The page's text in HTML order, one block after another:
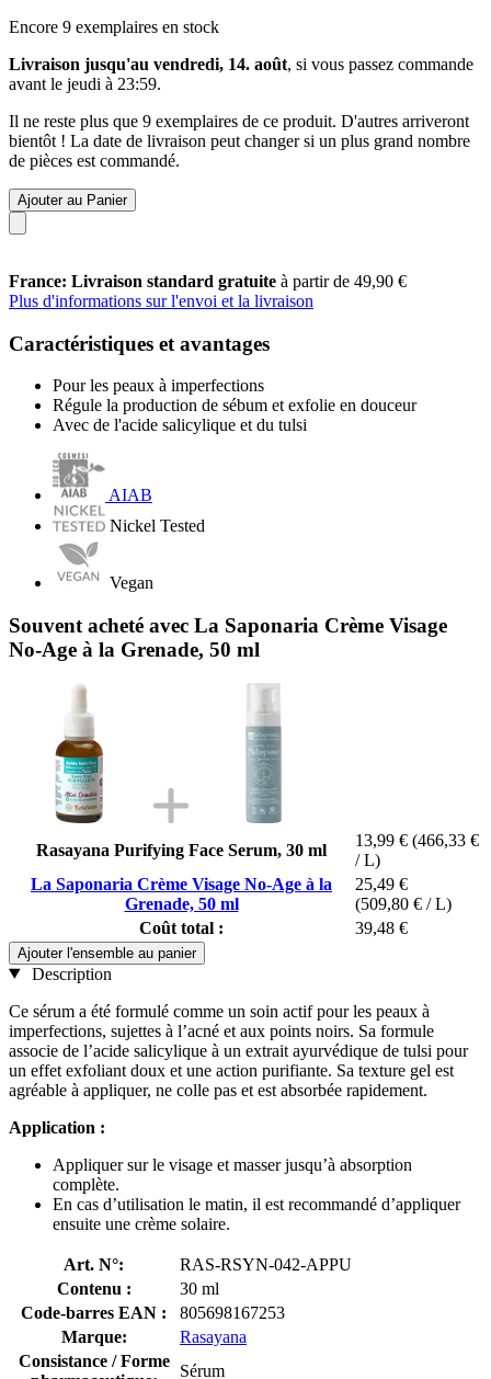
Encore 9 exemplaires en stock
Livraison jusqu'au vendredi, 14. août, si vous passez commande
avant le jeudi à 23:59.
Il ne reste plus que 9 exemplaires de ce produit. D'autres arriveront
bientôt ! La date de livraison peut changer si un plus grand nombre
de pièces est commandé.
Ajouter au Panier
France: Livraison standard gratuite à partir de 49,90 €
Plus d'informations sur l'envoi et la livraison
Caractéristiques et avantages
Pour les peaux à imperfections
Régule la production de sébum et exfolie en douceur
Avec de l'acide salicylique et du tulsi
AIAB
Nickel Tested
Vegan
Souvent acheté avec La Saponaria Crème Visage
No-Age à la Grenade, 50 ml
Rasayana Purifying Face Serum, 30 ml
13,99 € (466,33 €
/ L)
La Saponaria Crème Visage No-Age à la
Grenade, 50 ml
25,49 €
(509,80 € / L)
Coût total :
39,48 €
Ajouter l'ensemble au panier
Description
Ce sérum a été formulé comme un soin actif pour les peaux à
imperfections, sujettes à l’acné et aux points noirs. Sa formule
associe de l’acide salicylique à un extrait ayurvédique de tulsi pour
un effet exfoliant doux et une action purifiante. Sa texture gel est
agréable à appliquer, ne colle pas et est absorbée rapidement.
Application :
Appliquer sur le visage et masser jusqu’à absorption
complète.
En cas d’utilisation le matin, il est recommandé d’appliquer
ensuite une crème solaire.
Art. N°:
RAS-RSYN-042-APPU
Contenu :
30 ml
Code-barres EAN :
805698167253
Marque:
Rasayana
Consistance / Forme
Sérum